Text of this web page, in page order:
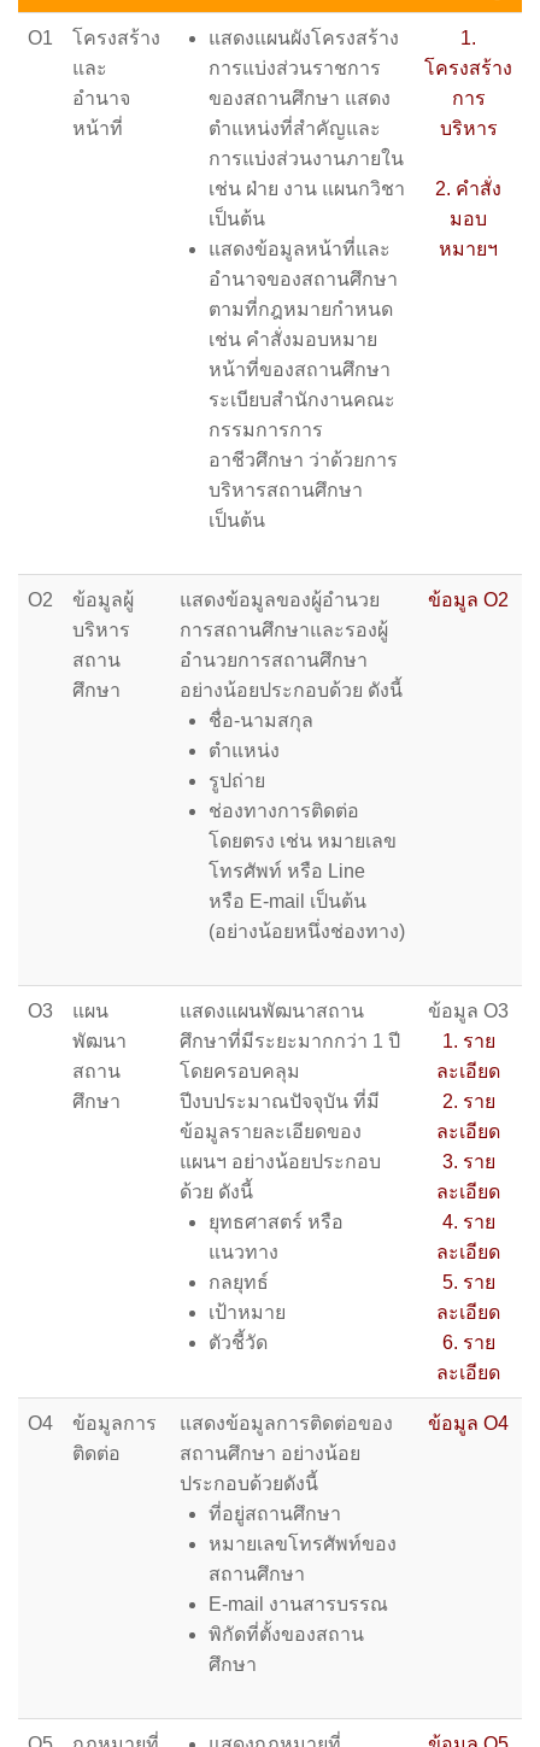
O1
โครงสร้าง
และ
อำนาจ
หน้าที่
แสดงแผนผังโครงสร้าง
การแบ่งส่วนราชการ
ของสถานศึกษา แสดง
ตำแหน่งที่สำคัญและ
การแบ่งส่วนงานภายใน
เช่น ฝ่าย งาน แผนกวิชา
เป็นต้น
แสดงข้อมูลหน้าที่และ
อำนาจของสถานศึกษา
ตามที่กฎหมายกำหนด
เช่น คำสั่งมอบหมาย
หน้าที่ของสถานศึกษา
ระเบียบสำนักงานคณะ
กรรมการการ
อาชีวศึกษา ว่าด้วยการ
บริหารสถานศึกษา
เป็นต้น
1.
โครงสร้าง
การ
บริหาร
2. คำสั่ง
มอบ
หมายฯ
O2
ข้อมูลผู้
บริหาร
สถาน
ศึกษา
แสดงข้อมูลของผู้อำนวย
การสถานศึกษาและรองผู้
อำนวยการสถานศึกษา
อย่างน้อยประกอบด้วย ดังนี้
ชื่อ-นามสกุล
ตำแหน่ง
รูปถ่าย
ช่องทางการติดต่อ
โดยตรง เช่น หมายเลข
โทรศัพท์ หรือ Line
หรือ E-mail เป็นต้น
(อย่างน้อยหนึ่งช่องทาง)
ข้อมูล O2
O3
แผน
พัฒนา
สถาน
ศึกษา
แสดงแผนพัฒนาสถาน
ศึกษาที่มีระยะมากกว่า 1 ปี
โดยครอบคลุม
ปีงบประมาณปัจจุบัน ที่มี
ข้อมูลรายละเอียดของ
แผนฯ อย่างน้อยประกอบ
ด้วย ดังนี้
ยุทธศาสตร์ หรือ
แนวทาง
กลยุทธ์
เป้าหมาย
ตัวชี้วัด
ข้อมูล O3
1. ราย
ละเอียด
2. ราย
ละเอียด
3. ราย
ละเอียด
4. ราย
ละเอียด
5. ราย
ละเอียด
6. ราย
ละเอียด
O4
ข้อมูลการ
ติดต่อ
แสดงข้อมูลการติดต่อของ
สถานศึกษา อย่างน้อย
ประกอบด้วยดังนี้
ที่อยู่สถานศึกษา
หมายเลขโทรศัพท์ของ
สถานศึกษา
E-mail งานสารบรรณ
พิกัดที่ตั้งของสถาน
ศึกษา
ข้อมูล O4